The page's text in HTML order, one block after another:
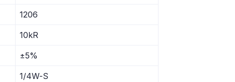
1206
10kR
±5%
1/4W-S